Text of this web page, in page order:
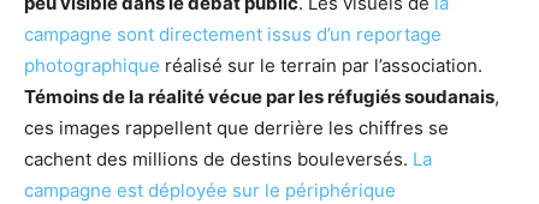
campagne sont directement issus d’un reportage
photographique réalisé sur le terrain par l’association.
Témoins de la réalité vécue par les réfugiés soudanais,
ces images rappellent que derrière les chiffres se
cachent des millions de destins bouleversés. La
campagne est déployée sur le périphérique